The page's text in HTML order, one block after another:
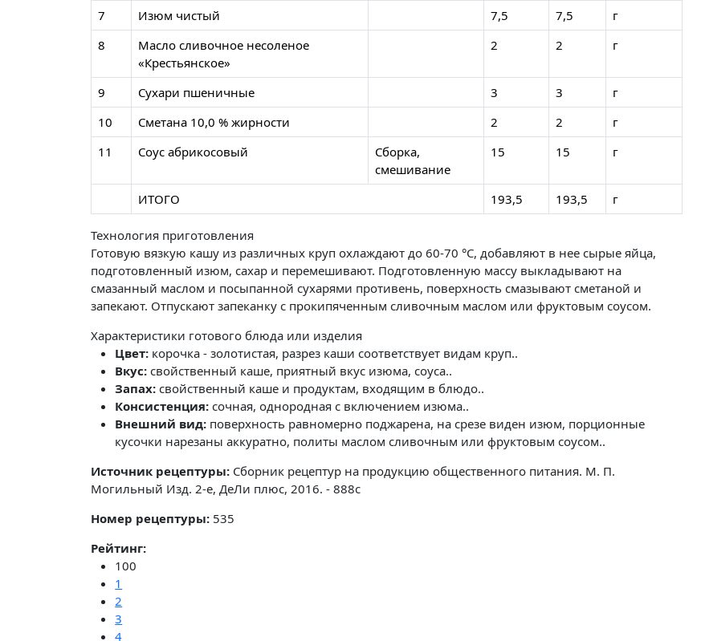
7
Изюм чистый 7,5 7,5
г
8
Масло сливочное несоленое
«Крестьянское»
2 2 г
9 Сухари пшеничные 3 3
г
10
Сметана 10,0 % жирности 2 2
г
11
Соус абрикосовый
Сборка,
смешивание
15 15 г
ИТОГО 193,5 193,5 г
Технология приготовления
Готовую вязкую кашу из различных круп охлаждают до 60-70 °C, добавляют в нее сырые яйца,
подготовленный изюм, сахар и перемешивают. Подготовленную массу выкладывают на
смазанный маслом и посыпанной сухарями противень, поверхность смазывают сметаной и
запекают. Отпускают запеканку с прокипяченным сливочным маслом или фруктовым соусом.
Характеристики готового блюда или изделия
Цвет: корочка - золотистая, разрез каши соответствует видам круп..
Вкус: свойственный каше, приятный вкус изюма, соуса..
Запах: свойственный каше и продуктам, входящим в блюдо..
Консистенция: сочная, однородная с включением изюма..
Внешний вид: поверхность равномерно поджарена, на срезе виден изюм, порционные
кусочки нарезаны аккуратно, политы маслом сливочным или фруктовым соусом..
Источник рецептуры: Сборник рецептур на продукцию общественного питания. М. П.
Могильный Изд. 2-е, ДеЛи плюс, 2016. - 888с
Номер рецептуры: 535
Рейтинг:
100
1
2
3
4